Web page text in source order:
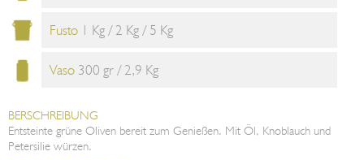
Fusto 1 Kg / 2 Kg / 5 Kg
Vaso 300 gr / 2,9 Kg
BERSCHREIBUNG
Entsteinte grüne Oliven bereit zum Genießen. Mit Öl, Knoblauch und
Petersilie würzen.